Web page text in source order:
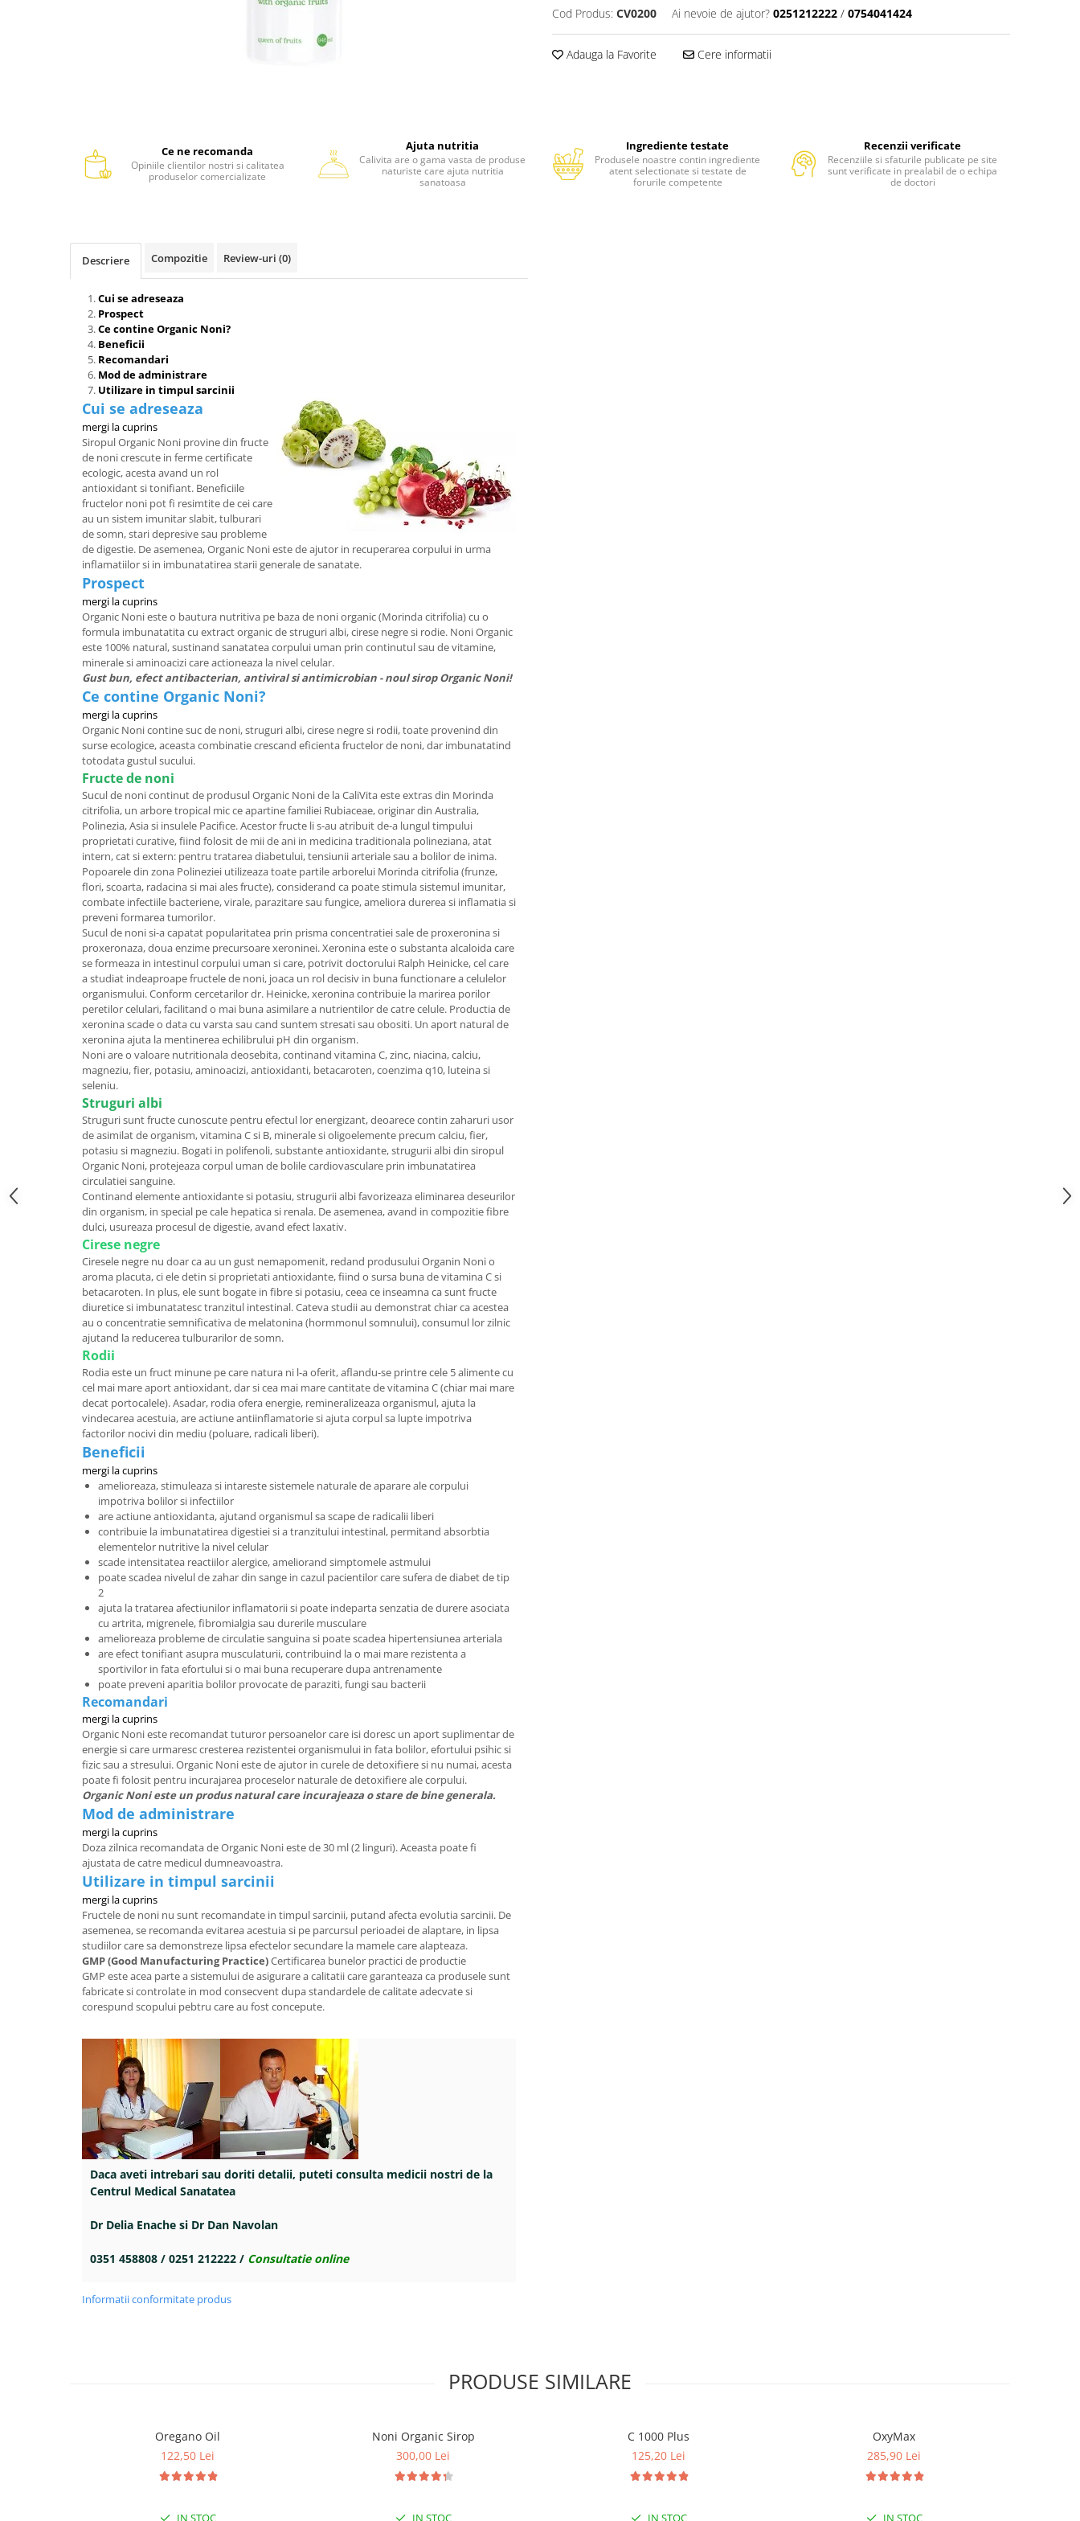
Cod Produs: CV0200 Ai nevoie de ajutor? 0251212222 / 0754041424
Adauga la Favorite Cere informatii
Ce ne recomanda
Opiniile clientilor nostri si calitatea
produselor comercializate
Ajuta nutritia
Calivita are o gama vasta de produse
naturiste care ajuta nutritia
sanatoasa
Ingrediente testate
Produsele noastre contin ingrediente
atent selectionate si testate de
forurile competente
Recenzii verificate
Recenziile si sfaturile publicate pe site
sunt verificate in prealabil de o echipa
de doctori
Descriere Compozitie Review-uri (0)
Cui se adreseaza
Prospect
Ce contine Organic Noni?
Beneficii
Recomandari
Mod de administrare
Utilizare in timpul sarcinii
Cui se adreseaza
mergi la cuprins
Siropul Organic Noni provine din fructe
de noni crescute in ferme certificate
ecologic, acesta avand un rol
antioxidant si tonifiant. Beneficiile
fructelor noni pot fi resimtite de cei care
au un sistem imunitar slabit, tulburari
de somn, stari depresive sau probleme
de digestie. De asemenea, Organic Noni este de ajutor in recuperarea corpului in urma
inflamatiilor si in imbunatatirea starii generale de sanatate.
Prospect
mergi la cuprins
Organic Noni este o bautura nutritiva pe baza de noni organic (Morinda citrifolia) cu o
formula imbunatatita cu extract organic de struguri albi, cirese negre si rodie. Noni Organic
este 100% natural, sustinand sanatatea corpului uman prin continutul sau de vitamine,
minerale si aminoacizi care actioneaza la nivel celular.
Gust bun, efect antibacterian, antiviral si antimicrobian - noul sirop Organic Noni!
Ce contine Organic Noni?
mergi la cuprins
Organic Noni contine suc de noni, struguri albi, cirese negre si rodii, toate provenind din
surse ecologice, aceasta combinatie crescand eficienta fructelor de noni, dar imbunatatind
totodata gustul sucului.
Fructe de noni
Sucul de noni continut de produsul Organic Noni de la CaliVita este extras din Morinda
citrifolia, un arbore tropical mic ce apartine familiei Rubiaceae, originar din Australia,
Polinezia, Asia si insulele Pacifice. Acestor fructe li s-au atribuit de-a lungul timpului
proprietati curative, fiind folosit de mii de ani in medicina traditionala polineziana, atat
intern, cat si extern: pentru tratarea diabetului, tensiunii arteriale sau a bolilor de inima.
Popoarele din zona Polineziei utilizeaza toate partile arborelui Morinda citrifolia (frunze,
flori, scoarta, radacina si mai ales fructe), considerand ca poate stimula sistemul imunitar,
combate infectiile bacteriene, virale, parazitare sau fungice, ameliora durerea si inflamatia si
preveni formarea tumorilor.
Sucul de noni si-a capatat popularitatea prin prisma concentratiei sale de proxeronina si
proxeronaza, doua enzime precursoare xeroninei. Xeronina este o substanta alcaloida care
se formeaza in intestinul corpului uman si care, potrivit doctorului Ralph Heinicke, cel care
a studiat indeaproape fructele de noni, joaca un rol decisiv in buna functionare a celulelor
organismului. Conform cercetarilor dr. Heinicke, xeronina contribuie la marirea porilor
peretilor celulari, facilitand o mai buna asimilare a nutrientilor de catre celule. Productia de
xeronina scade o data cu varsta sau cand suntem stresati sau obositi. Un aport natural de
xeronina ajuta la mentinerea echilibrului pH din organism.
Noni are o valoare nutritionala deosebita, continand vitamina C, zinc, niacina, calciu,
magneziu, fier, potasiu, aminoacizi, antioxidanti, betacaroten, coenzima q10, luteina si
seleniu.
Struguri albi
Struguri sunt fructe cunoscute pentru efectul lor energizant, deoarece contin zaharuri usor
de asimilat de organism, vitamina C si B, minerale si oligoelemente precum calciu, fier,
potasiu si magneziu. Bogati in polifenoli, substante antioxidante, strugurii albi din siropul
Organic Noni, protejeaza corpul uman de bolile cardiovasculare prin imbunatatirea
circulatiei sanguine.
Continand elemente antioxidante si potasiu, strugurii albi favorizeaza eliminarea deseurilor
din organism, in special pe cale hepatica si renala. De asemenea, avand in compozitie fibre
dulci, usureaza procesul de digestie, avand efect laxativ.
Cirese negre
Ciresele negre nu doar ca au un gust nemapomenit, redand produsului Organin Noni o
aroma placuta, ci ele detin si proprietati antioxidante, fiind o sursa buna de vitamina C si
betacaroten. In plus, ele sunt bogate in fibre si potasiu, ceea ce inseamna ca sunt fructe
diuretice si imbunatatesc tranzitul intestinal. Cateva studii au demonstrat chiar ca acestea
au o concentratie semnificativa de melatonina (hormmonul somnului), consumul lor zilnic
ajutand la reducerea tulburarilor de somn.
Rodii
Rodia este un fruct minune pe care natura ni l-a oferit, aflandu-se printre cele 5 alimente cu
cel mai mare aport antioxidant, dar si cea mai mare cantitate de vitamina C (chiar mai mare
decat portocalele). Asadar, rodia ofera energie, remineralizeaza organismul, ajuta la
vindecarea acestuia, are actiune antiinflamatorie si ajuta corpul sa lupte impotriva
factorilor nocivi din mediu (poluare, radicali liberi).
Beneficii
mergi la cuprins
amelioreaza, stimuleaza si intareste sistemele naturale de aparare ale corpului
impotriva bolilor si infectiilor
are actiune antioxidanta, ajutand organismul sa scape de radicalii liberi
contribuie la imbunatatirea digestiei si a tranzitului intestinal, permitand absorbtia
elementelor nutritive la nivel celular
scade intensitatea reactiilor alergice, ameliorand simptomele astmului
poate scadea nivelul de zahar din sange in cazul pacientilor care sufera de diabet de tip
2
ajuta la tratarea afectiunilor inflamatorii si poate indeparta senzatia de durere asociata
cu artrita, migrenele, fibromialgia sau durerile musculare
amelioreaza probleme de circulatie sanguina si poate scadea hipertensiunea arteriala
are efect tonifiant asupra musculaturii, contribuind la o mai mare rezistenta a
sportivilor in fata efortului si o mai buna recuperare dupa antrenamente
poate preveni aparitia bolilor provocate de paraziti, fungi sau bacterii
Recomandari
mergi la cuprins
Organic Noni este recomandat tuturor persoanelor care isi doresc un aport suplimentar de
energie si care urmaresc cresterea rezistentei organismului in fata bolilor, efortului psihic si
fizic sau a stresului. Organic Noni este de ajutor in curele de detoxifiere si nu numai, acesta
poate fi folosit pentru incurajarea proceselor naturale de detoxifiere ale corpului.
Organic Noni este un produs natural care incurajeaza o stare de bine generala.
Mod de administrare
mergi la cuprins
Doza zilnica recomandata de Organic Noni este de 30 ml (2 linguri). Aceasta poate fi
ajustata de catre medicul dumneavoastra.
Utilizare in timpul sarcinii
mergi la cuprins
Fructele de noni nu sunt recomandate in timpul sarcinii, putand afecta evolutia sarcinii. De
asemenea, se recomanda evitarea acestuia si pe parcursul perioadei de alaptare, in lipsa
studiilor care sa demonstreze lipsa efectelor secundare la mamele care alapteaza.
GMP (Good Manufacturing Practice)Certificarea bunelor practici de productie
GMP este acea parte a sistemului de asigurare a calitatii care garanteaza ca produsele sunt
fabricate si controlate in mod consecvent dupa standardele de calitate adecvate si
corespund scopului pebtru care au fost concepute.
Daca aveti intrebari sau doriti detalii, puteti consulta medicii nostri de la
Centrul Medical Sanatatea
Dr Delia Enache si Dr Dan Navolan
0351 458808 / 0251 212222 / Consultatie online
Informatii conformitate produs
PRODUSE SIMILARE
Oregano Oil
122,50 Lei
IN STOC
Noni Organic Sirop
300,00 Lei
IN STOC
C 1000 Plus
125,20 Lei
IN STOC
OxyMax
285,90 Lei
IN STOC